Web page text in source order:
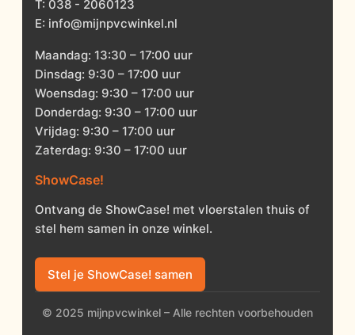
T: 038 - 2060123
E: info@mijnpvcwinkel.nl
Maandag: 13:30 – 17:00 uur
Dinsdag: 9:30 – 17:00 uur
Woensdag: 9:30 – 17:00 uur
Donderdag: 9:30 – 17:00 uur
Vrijdag: 9:30 – 17:00 uur
Zaterdag: 9:30 – 17:00 uur
ShowCase!
Ontvang de ShowCase! met vloerstalen thuis of
stel hem samen in onze winkel.
Stel je ShowCase! samen
© 2025 mijnpvcwinkel – Alle rechten voorbehouden